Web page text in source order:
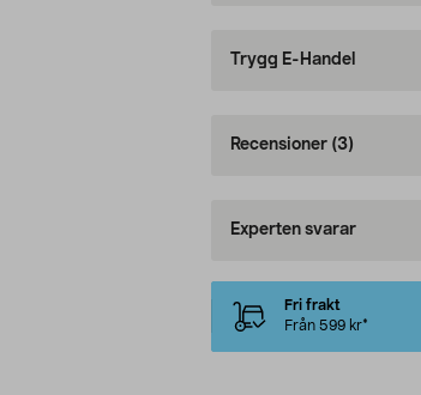
Trygg E-Handel
Recensioner (3)
Experten svarar
Fri frakt
Från 599 kr*